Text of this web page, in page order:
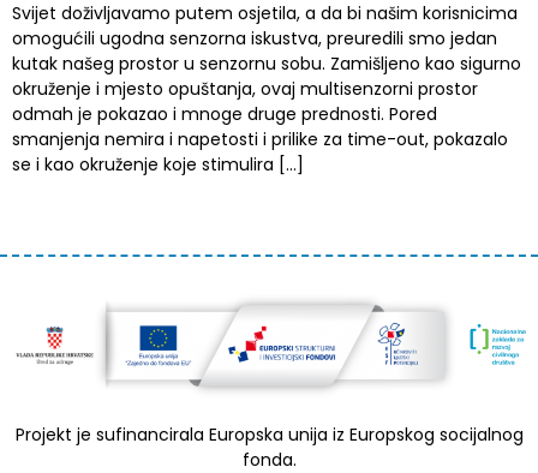
Svijet doživljavamo putem osjetila, a da bi našim korisnicima
omogućili ugodna senzorna iskustva, preuredili smo jedan
kutak našeg prostor u senzornu sobu. Zamišljeno kao sigurno
okruženje i mjesto opuštanja, ovaj multisenzorni prostor
odmah je pokazao i mnoge druge prednosti. Pored
smanjenja nemira i napetosti i prilike za time-out, pokazalo
se i kao okruženje koje stimulira […]
Projekt je sufinancirala Europska unija iz Europskog socijalnog
fonda.